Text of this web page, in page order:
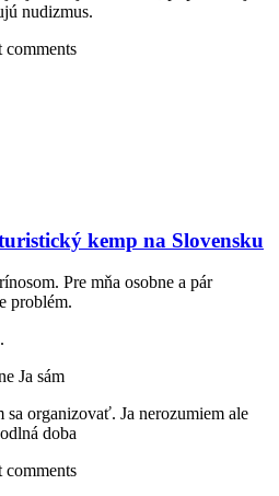
nudizmus.
kemp na Slovensku
Pre mňa osobne a pár
problém.
Ja sám
sa organizovať. Ja nerozumiem ale
doba